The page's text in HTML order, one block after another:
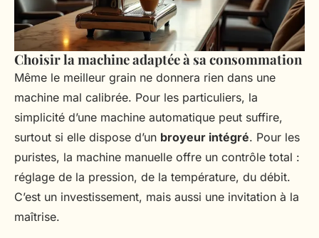
Choisir la machine adaptée à sa consommation
Même le meilleur grain ne donnera rien dans une
machine mal calibrée. Pour les particuliers, la
simplicité d’une machine automatique peut suffire,
surtout si elle dispose d’un broyeur intégré. Pour les
puristes, la machine manuelle offre un contrôle total :
réglage de la pression, de la température, du débit.
C’est un investissement, mais aussi une invitation à la
maîtrise.